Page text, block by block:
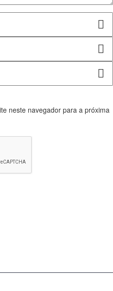
neste navegador para a próxima